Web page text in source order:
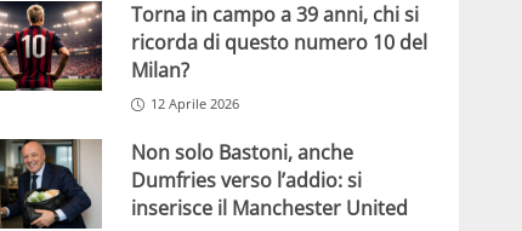
Torna in campo a 39 anni, chi si
ricorda di questo numero 10 del
Milan?
12 Aprile 2026
Non solo Bastoni, anche
Dumfries verso l’addio: si
inserisce il Manchester United